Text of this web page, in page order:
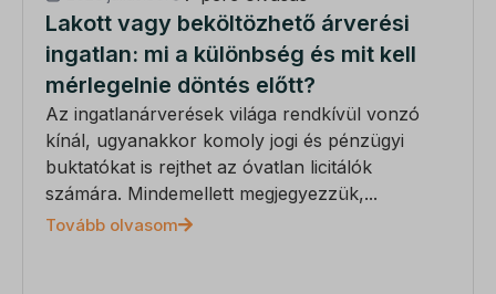
Lakott vagy beköltözhető árverési
ingatlan: mi a különbség és mit kell
mérlegelnie döntés előtt?
Az ingatlanárverések világa rendkívül vonzó
kínál, ugyanakkor komoly jogi és pénzügyi
buktatókat is rejthet az óvatlan licitálók
számára. Mindemellett megjegyezzük,...
Tovább olvasom
SLO_GWPT_Show_Hide_tmp
SLO_wptGlobTipTmp
ssm_au_c
ucp_tabs